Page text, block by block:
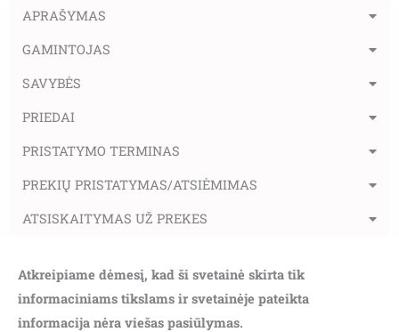
APRAŠYMAS
GAMINTOJAS
SAVYBĖS
PRIEDAI
PRISTATYMO TERMINAS
PREKIŲ PRISTATYMAS/ATSIĖMIMAS
ATSISKAITYMAS UŽ PREKES
Atkreipiame dėmesį, kad ši svetainė skirta tik
informaciniams tikslams ir svetainėje pateikta
informacija nėra viešas pasiūlymas.